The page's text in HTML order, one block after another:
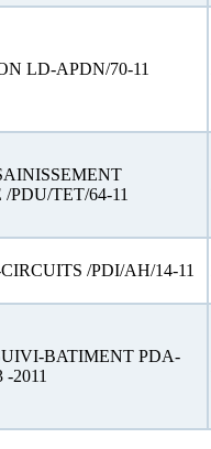
LD-APDN/70-11
TET/64-11
/PDI/AH/14-11
BATIMENT PDA-
2011